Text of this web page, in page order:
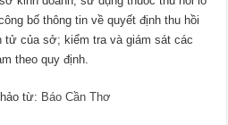
bố thông tin về quyết định thu hồi
tử của sở; kiểm tra và giám sát các
theo quy định.
từ: Báo Cần Thơ